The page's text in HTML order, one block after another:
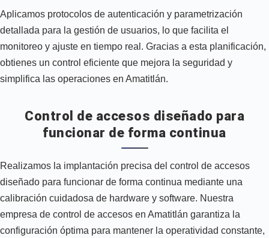
Aplicamos protocolos de autenticación y parametrización
detallada para la gestión de usuarios, lo que facilita el
monitoreo y ajuste en tiempo real. Gracias a esta planificación,
obtienes un control eficiente que mejora la seguridad y
simplifica las operaciones en Amatitlán.
Control de accesos diseñado para
funcionar de forma continua
Realizamos la implantación precisa del control de accesos
diseñado para funcionar de forma continua mediante una
calibración cuidadosa de hardware y software. Nuestra
empresa de control de accesos en Amatitlán garantiza la
configuración óptima para mantener la operatividad constante,